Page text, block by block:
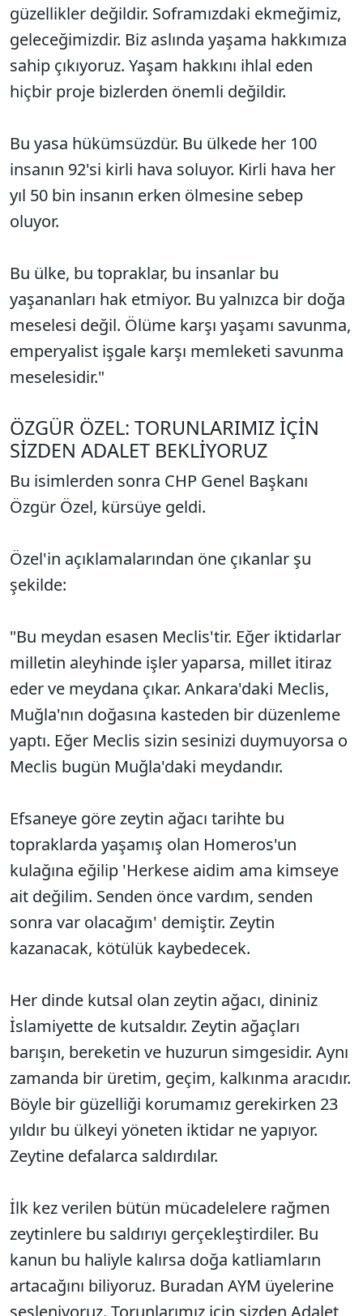
güzellikler değildir. Soframızdaki ekmeğimiz,
geleceğimizdir. Biz aslında yaşama hakkımıza
sahip çıkıyoruz. Yaşam hakkını ihlal eden
hiçbir proje bizlerden önemli değildir.
Bu yasa hükümsüzdür. Bu ülkede her 100
insanın 92'si kirli hava soluyor. Kirli hava her
yıl 50 bin insanın erken ölmesine sebep
oluyor.
Bu ülke, bu topraklar, bu insanlar bu
yaşananları hak etmiyor. Bu yalnızca bir doğa
meselesi değil. Ölüme karşı yaşamı savunma,
emperyalist işgale karşı memleketi savunma
meselesidir."
ÖZGÜR ÖZEL: TORUNLARIMIZ İÇİN
SİZDEN ADALET BEKLİYORUZ
Bu isimlerden sonra CHP Genel Başkanı
Özgür Özel, kürsüye geldi.
Özel'in açıklamalarından öne çıkanlar şu
şekilde:
"Bu meydan esasen Meclis'tir. Eğer iktidarlar
milletin aleyhinde işler yaparsa, millet itiraz
eder ve meydana çıkar. Ankara'daki Meclis,
Muğla'nın doğasına kasteden bir düzenleme
yaptı. Eğer Meclis sizin sesinizi duymuyorsa o
Meclis bugün Muğla'daki meydandır.
Efsaneye göre zeytin ağacı tarihte bu
topraklarda yaşamış olan Homeros'un
kulağına eğilip 'Herkese aidim ama kimseye
ait değilim. Senden önce vardım, senden
sonra var olacağım' demiştir. Zeytin
kazanacak, kötülük kaybedecek.
Her dinde kutsal olan zeytin ağacı, dininiz
İslamiyette de kutsaldır. Zeytin ağaçları
barışın, bereketin ve huzurun simgesidir. Aynı
zamanda bir üretim, geçim, kalkınma aracıdır.
Böyle bir güzelliği korumamız gerekirken 23
yıldır bu ülkeyi yöneten iktidar ne yapıyor.
Zeytine defalarca saldırdılar.
İlk kez verilen bütün mücadelelere rağmen
zeytinlere bu saldırıyı gerçekleştirdiler. Bu
kanun bu haliyle kalırsa doğa katliamların
artacağını biliyoruz. Buradan AYM üyelerine